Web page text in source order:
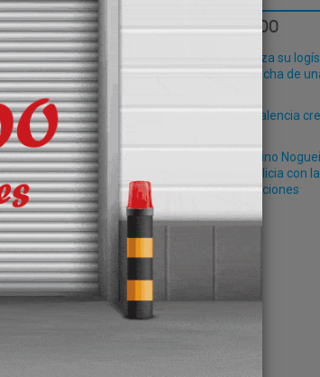
de
que el
condicionará la
los posibles
del transporte y
LO MÁS LEÍDO
Fribasa refuerza su
puesta en marcha de
El Puerto de Valencia
El grupo Ceferino
posición en Galicia con
nuevas instalaciones